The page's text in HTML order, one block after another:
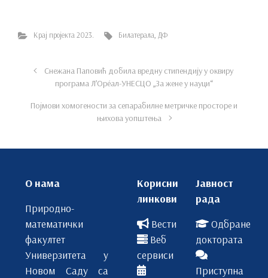
Крај пројекта 2023. Билатерала ДФ
Снежана Паповић добила вредну стипендију у оквиру
програма Л’Орéал-УНЕСЦО „За жене у науци“
Појмови хомогености за сепарабилне метричке просторе и
њихова уопштења
О нама
Природно-
математички
факултет
Универзитета у
Новом Саду са
Корисни
линкови
Вести
Веб
сервиси
Јавност
рада
Одбране
доктората
Приступна